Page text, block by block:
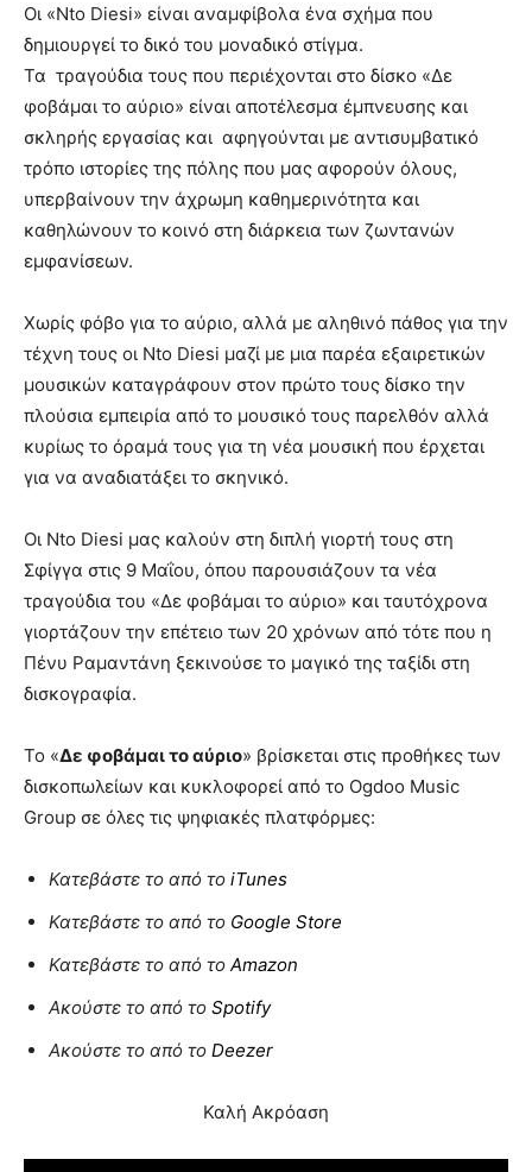
Οι «Nto Diesi» είναι αναμφίβολα ένα σχήμα που
δημιουργεί το δικό του μοναδικό στίγμα.
Τα τραγούδια τους που περιέχονται στο δίσκο «Δε
φοβάμαι το αύριο» είναι αποτέλεσμα έμπνευσης και
σκληρής εργασίας και αφηγούνται με αντισυμβατικό
τρόπο ιστορίες της πόλης που μας αφορούν όλους,
υπερβαίνουν την άχρωμη καθημερινότητα και
καθηλώνουν το κοινό στη διάρκεια των ζωντανών
εμφανίσεων.
Χωρίς φόβο για το αύριο, αλλά με αληθινό πάθoς για την
τέχνη τους οι Nto Diesi μαζί με μια παρέα εξαιρετικών
μουσικών καταγράφουν στον πρώτο τους δίσκο την
πλούσια εμπειρία από το μουσικό τους παρελθόν αλλά
κυρίως το όραμά τους για τη νέα μουσική που έρχεται
για να αναδιατάξει το σκηνικό.
Oι Nto Diesi μας καλούν στη διπλή γιορτή τους στη
Σφίγγα στις 9 Μαΐου, όπου παρουσιάζουν τα νέα
τραγούδια του «Δε φοβάμαι το αύριο» και ταυτόχρονα
γιορτάζουν την επέτειο των 20 χρόνων από τότε που η
Πένυ Ραμαντάνη ξεκινούσε το μαγικό της ταξίδι στη
δισκογραφία.
Το «Δε φοβάμαι το αύριο» βρίσκεται στις προθήκες των
δισκοπωλείων και κυκλοφορεί από το Ogdoo Music
Group σε όλες τις ψηφιακές πλατφόρμες:
Κατεβάστε το από το iTunes
Κατεβάστε το από το Google Store
Κατεβάστε το από το Amazon
Ακούστε το από το Spotify
Ακούστε το από το Deezer
Καλή Ακρόαση